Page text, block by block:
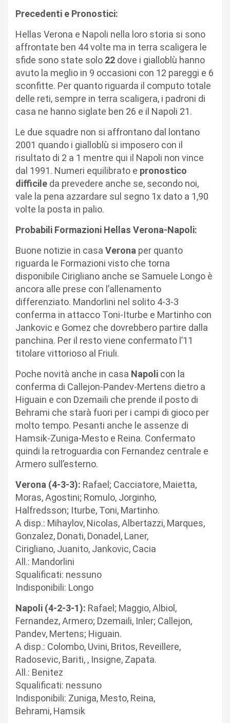
Precedenti e Pronostici:
Hellas Verona e Napoli nella loro storia si sono
affrontate ben 44 volte ma in terra scaligera le
sfide sono state solo 22 dove i gialloblù hanno
avuto la meglio in 9 occasioni con 12 pareggi e 6
sconfitte. Per quanto riguarda il computo totale
delle reti, sempre in terra scaligera, i padroni di
casa ne hanno siglate ben 26 e il Napoli 21.
Le due squadre non si affrontano dal lontano
2001 quando i gialloblù si imposero con il
risultato di 2 a 1 mentre qui il Napoli non vince
dal 1991. Numeri equilibrato e pronostico
difficile da prevedere anche se, secondo noi,
vale la pena azzardare sul segno 1x dato a 1,90
volte la posta in palio.
Probabili Formazioni Hellas Verona-Napoli:
Buone notizie in casa Verona per quanto
riguarda le Formazioni visto che torna
disponibile Cirigliano anche se Samuele Longo è
ancora alle prese con l’allenamento
differenziato. Mandorlini nel solito 4-3-3
conferma in attacco Toni-Iturbe e Martinho con
Jankovic e Gomez che dovrebbero partire dalla
panchina. Per il resto viene confermato l’11
titolare vittorioso al Friuli.
Poche novità anche in casa Napoli con la
conferma di Callejon-Pandev-Mertens dietro a
Higuain e con Dzemaili che prende il posto di
Behrami che starà fuori per i campi di gioco per
molto tempo. Pesanti anche le assenze di
Hamsik-Zuniga-Mesto e Reina. Confermato
quindi la retroguardia con Fernandez centrale e
Armero sull’esterno.
Verona (4-3-3): Rafael; Cacciatore, Maietta,
Moras, Agostini; Romulo, Jorginho,
Halfredsson; Iturbe, Toni, Martinho.
A disp.: Mihaylov, Nicolas, Albertazzi, Marques,
Gonzalez, Donati, Donadel, Laner,
Cirigliano, Juanito, Jankovic, Cacia
All.: Mandorlini
Squalificati: nessuno
Indisponibili: Longo
Napoli (4-2-3-1): Rafael; Maggio, Albiol,
Fernandez, Armero; Dzemaili, Inler; Callejon,
Pandev, Mertens; Higuain.
A disp.: Colombo, Uvini, Britos, Reveillere,
Radosevic, Bariti, , Insigne, Zapata.
All.: Benitez
Squalificati: nessuno
Indisponibili: Zuniga, Mesto, Reina,
Behrami, Hamsik